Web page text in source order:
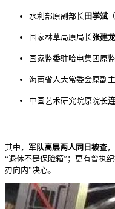
水利部原副部长田学斌
国家林草局原局长张建龙
国家监委驻哈电集团原
海南省人大常委会原副
中国艺术研究院原院长
其中， 军队高层两人同日被查
“退休不是保险箱”；更有曾执
刃向内”决心。